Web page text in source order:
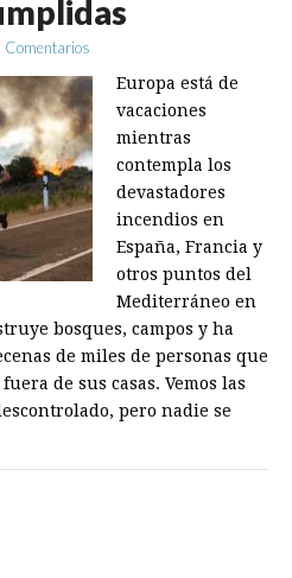
Comentarios
Europa está de
vacaciones
mientras
contempla los
devastadores
incendios en
España, Francia y
otros puntos del
Mediterráneo en
bosques, campos y ha
de miles de personas que
de sus casas. Vemos las
pero nadie se